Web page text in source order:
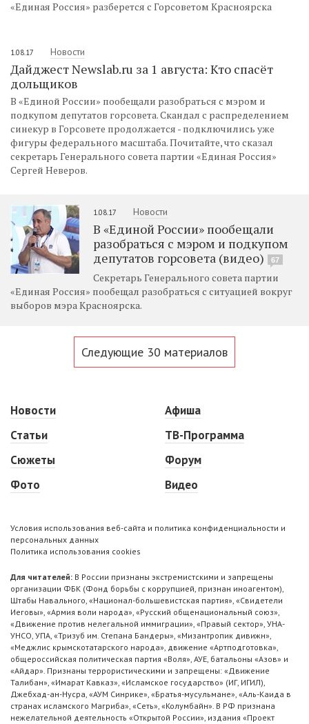
«Единая Россия» разберется с Горсоветом Красноярска
1.08.17 Новости
Дайджест Newslab.ru за 1 августа: Кто спасёт
дольщиков
В «Единой России» пообещали разобраться с мэром и
подкупом депутатов горсовета. Скандал с распределением
синекур в Горсовете продолжается - подключились уже
фигуры федерального масштаба. Почитайте, что сказал
секретарь Генерального совета партии «Единая Россия»
Сергей Неверов.
1.08.17 Новости
В «Единой России» пообещали
разобраться с мэром и подкупом
депутатов горсовета (видео)
67
Секретарь Генерального совета партии
«Единая Россия» пообещал разобраться с ситуацией вокруг
выборов мэра Красноярска.
Следующие 30 материалов
Новости
Статьи
Сюжеты
Фото
Афиша
ТВ-Программа
Форум
Видео
Условия использования веб-сайта и политика конфиденциальности и
персональных данных
Политика использования cookies
Для читателей: В России признаны экстремистскими и запрещены
организации ФБК (Фонд борьбы с коррупцией, признан иноагентом),
Штабы Навального, «Национал-большевистская партия», «Свидетели
Иеговы», «Армия воли народа», «Русский общенациональный союз»,
«Движение против нелегальной иммиграции», «Правый сектор», УНА-
УНСО, УПА, «Тризуб им. Степана Бандеры», «Мизантропик дивижн»,
«Меджлис крымскотатарского народа», движение «Артподготовка»,
общероссийская политическая партия «Воля», АУЕ, батальоны «Азов» и
«Айдар». Признаны террористическими и запрещены: «Движение
Талибан», «Имарат Кавказ», «Исламское государство» (ИГ, ИГИЛ),
Джебхад-ан-Нусра, «АУМ Синрике», «Братья-мусульмане», «Аль-Каида в
странах исламского Магриба», «Сеть», «Колумбайн». В РФ признана
нежелательной деятельность «Открытой России», издания «Проект